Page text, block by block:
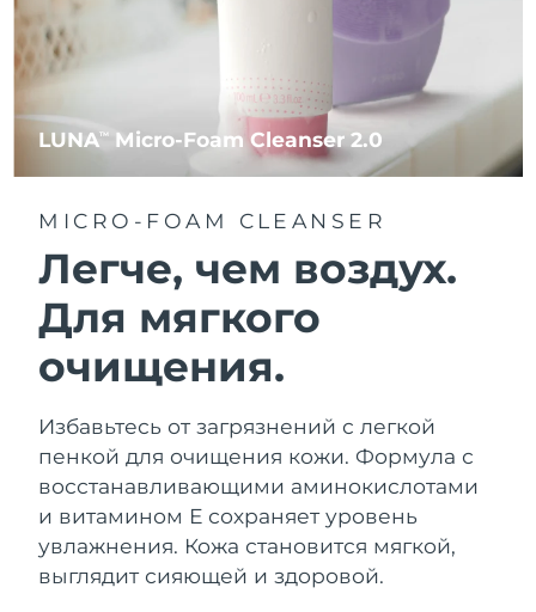
LUNATM Micro-Foam Cleanser 2.0
MICRO-FOAM CLEANSER
Легче, чем воздух.
Для мягкого
очищения.
Избавьтесь от загрязнений с легкой
пенкой для очищения кожи. Формула с
восстанавливающими аминокислотами
и витамином Е сохраняет уровень
увлажнения. Кожа становится мягкой,
выглядит сияющей и здоровой.